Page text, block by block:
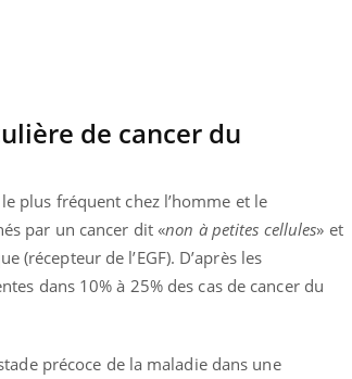
de cancer du
plus fréquent chez l’homme et le
par un cancer dit «non à petites cellules» et
de l’EGF). D’après les
dans 10% à 25% des cas de cancer du
précoce de la maladie dans une